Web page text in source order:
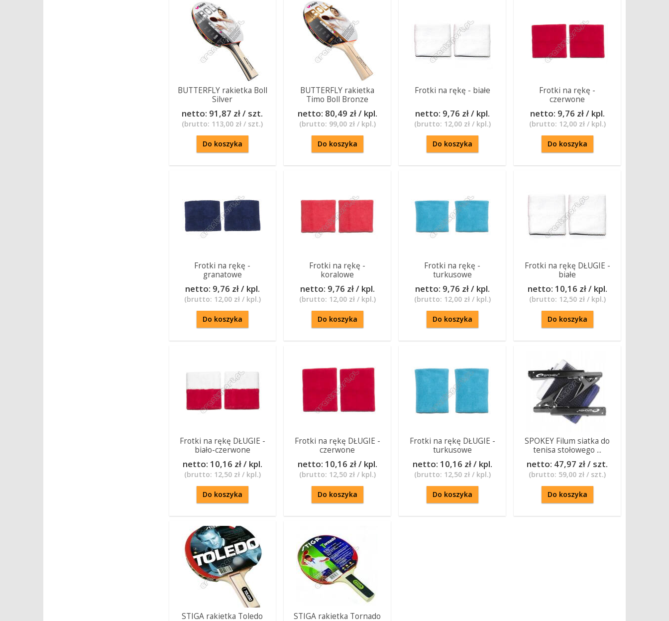
BUTTERFLY rakietka Boll
Silver
netto: 91,87 zł / szt.
(brutto: 113,00 zł / szt.)
Do koszyka
BUTTERFLY rakietka
Timo Boll Bronze
netto: 80,49 zł / kpl.
(brutto: 99,00 zł / kpl.)
Do koszyka
Frotki na rękę - białe
netto: 9,76 zł / kpl.
(brutto: 12,00 zł / kpl.)
Do koszyka
Frotki na rękę -
czerwone
netto: 9,76 zł / kpl.
(brutto: 12,00 zł / kpl.)
Do koszyka
Frotki na rękę -
granatowe
netto: 9,76 zł / kpl.
(brutto: 12,00 zł / kpl.)
Do koszyka
Frotki na rękę -
koralowe
netto: 9,76 zł / kpl.
(brutto: 12,00 zł / kpl.)
Do koszyka
Frotki na rękę -
turkusowe
netto: 9,76 zł / kpl.
(brutto: 12,00 zł / kpl.)
Do koszyka
Frotki na rękę DŁUGIE -
białe
netto: 10,16 zł / kpl.
(brutto: 12,50 zł / kpl.)
Do koszyka
Frotki na rękę DŁUGIE -
biało-czerwone
netto: 10,16 zł / kpl.
(brutto: 12,50 zł / kpl.)
Do koszyka
Frotki na rękę DŁUGIE -
czerwone
netto: 10,16 zł / kpl.
(brutto: 12,50 zł / kpl.)
Do koszyka
Frotki na rękę DŁUGIE -
turkusowe
netto: 10,16 zł / kpl.
(brutto: 12,50 zł / kpl.)
Do koszyka
SPOKEY Filum siatka do
tenisa stołowego ...
netto: 47,97 zł / szt.
(brutto: 59,00 zł / szt.)
Do koszyka
STIGA rakietka Toledo STIGA rakietka Tornado